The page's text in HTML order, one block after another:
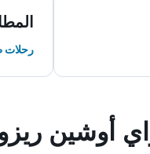
رحلات
أوشين